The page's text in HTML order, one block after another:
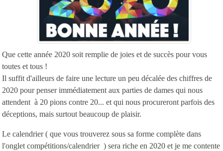
Que cette année 2020 soit remplie de joies et de succès pour vous
toutes et tous !
Il suffit d'ailleurs de faire une lecture un peu décalée des chiffres de
2020 pour penser immédiatement aux parties de dames qui nous
attendent à 20 pions contre 20... et qui nous procureront parfois des
déceptions, mais surtout beaucoup de plaisir.
Le calendrier ( que vous trouverez sous sa forme complète dans
l'onglet compétitions/calendrier ) sera riche en 2020 et je me contente